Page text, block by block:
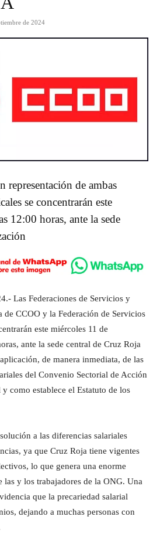
de 2024
representación de ambas
se concentrarán este
12:00 horas, ante la sede
Las Federaciones de Servicios y
de CCOO y la Federación de Servicios
este miércoles 11 de
ante la sede central de Cruz Roja
de manera inmediata, de las
del Convenio Sectorial de Acción
como establece el Estatuto de los
a las diferencias salariales
ya que Cruz Roja tiene vigentes
lo que genera una enorme
las y los trabajadores de la ONG. Una
que la precariedad salarial
dejando a muchas personas con